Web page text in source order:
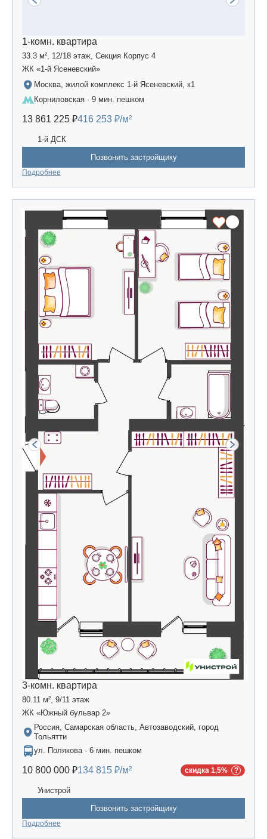
1-комн. квартира
33.3 м², 12/18 этаж, Секция Корпус 4
ЖК «1-й Ясеневский»
Москва, жилой комплекс 1-й Ясеневский, к1
Корниловская · 9 мин. пешком
13 861 225 ₽416 253 ₽/м²
1-й ДСК
Позвонить застройщику
Подробнее
3-комн. квартира
80.11 м², 9/11 этаж
ЖК «Южный бульвар 2»
Россия, Самарская область, Автозаводский, город
Тольятти
ул. Полякова · 6 мин. пешком
10 800 000 ₽134 815 ₽/м² скидка 1,5%
Унистрой
Позвонить застройщику
Подробнее